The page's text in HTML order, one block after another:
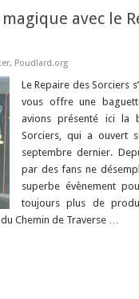
avec le
, Poudlard.org
Le Repaire des Sorciers
vous offre une
avions présenté ici la
Sorciers, qui a ouvert
septembre dernier.
par des fans ne
superbe évènement
toujours plus de
Chemin de Traverse …